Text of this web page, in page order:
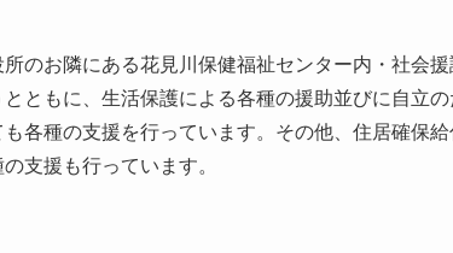
のお隣にある花見川保健福祉センター内・社会
とともに、生活保護による各種の援助並びに自立
各種の支援を行っています。その他、住居確保
支援も行っています。